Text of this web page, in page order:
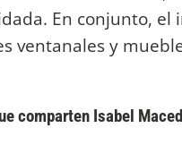
En conjunto, el
ventanales y
comparten Isabel